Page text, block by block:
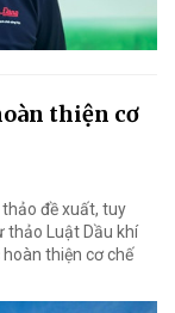
thiện cơ
đề xuất, tuy
thảo Luật Dầu khí
thiện cơ chế